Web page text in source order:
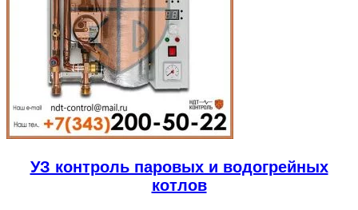
УЗ контроль паровых и водогрейных
котлов